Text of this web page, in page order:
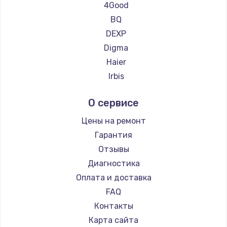
3900 руб.
Заказать
Замена клавиатуры
1490 руб.
Заказать
Замена SSD
990 руб.
Заказать
Замена северного моста
2600 руб.
Заказать
Замена экрана
Ремонт планшетов Teclast
Ремонт планшетов CHUWI
4Good
BQ
DEXP
Digma
Haier
Irbis
Microsoft
BlackView
Amazon
Aquarius
Philips
Dell
HP
Getac
ZTE
О сервисе
Цены на ремонт
Гарантия
Отзывы
Диагностика
Оплата и доставка
FAQ
Контакты
Карта сайта